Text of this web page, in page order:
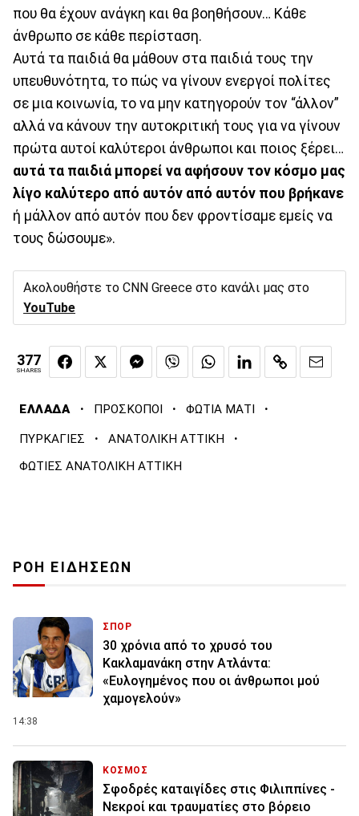
που θα έχουν ανάγκη και θα βοηθήσουν… Κάθε
άνθρωπο σε κάθε περίσταση.
Αυτά τα παιδιά θα μάθουν στα παιδιά τους την
υπευθυνότητα, το πώς να γίνουν ενεργοί πολίτες
σε μια κοινωνία, το να μην κατηγορούν τον “άλλον”
αλλά να κάνουν την αυτοκριτική τους για να γίνουν
πρώτα αυτοί καλύτεροι άνθρωποι και ποιος ξέρει…
αυτά τα παιδιά μπορεί να αφήσουν τον κόσμο μας
λίγο καλύτερο από αυτόν από αυτόν που βρήκανε
ή μάλλον από αυτόν που δεν φροντίσαμε εμείς να
τους δώσουμε».
Ακολουθήστε το CNN Greece στο κανάλι μας στο
YouTube
377
SHARES
ΕΛΛΑΔΑ · ΠΡΟΣΚΟΠΟΙ · ΦΩΤΙΑ ΜΑΤΙ ·
ΠΥΡΚΑΓΙΕΣ · ΑΝΑΤΟΛΙΚΗ ΑΤΤΙΚΗ ·
ΦΩΤΙΕΣ ΑΝΑΤΟΛΙΚΗ ΑΤΤΙΚΗ
ΡΟΗ ΕΙΔΗΣΕΩΝ
ΣΠΟΡ
30 χρόνια από το χρυσό του
Κακλαμανάκη στην Ατλάντα:
«Ευλογημένος που οι άνθρωποι μού
χαμογελούν»
14:38
ΚΟΣΜΟΣ
Σφοδρές καταιγίδες στις Φιλιππίνες -
Νεκροί και τραυματίες στο βόρειο